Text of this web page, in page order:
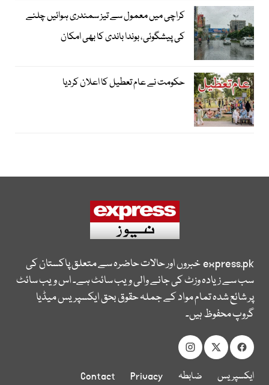
کراچی میں معمول سے تیز سمندری ہوائیں چلنے
کی پیشگوئی، بوندا باندی کا بھی امکان
حکومت نے عام تعطیل کا اعلان کردیا
express.pkخبروں اور حالات حاضرہ سے متعلق پاکستان کی
سب سے زیادہ وزٹ کی جانے والی ویب سائٹ ہے۔ اس ویب سائٹ
پر شائع شدہ تمام مواد کے جملہ حقوق بحق ایکسپریس میڈیا
گروپ محفوظ ہیں۔
ایکسپریس
ضابطہ
Privacy
Contact